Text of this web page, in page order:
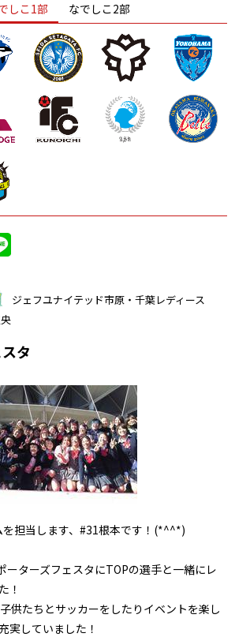
名古屋 静岡 愛媛Ｌ
しこ1部 なでしこ2部
ジェフユナイテッド市原・千葉レディース
タ
を担当します、#31根本です！(*^^*)
ーターズフェスタにTOPの選手と一緒にレ
！
供たちとサッカーをしたりイベントを楽し
実していました！